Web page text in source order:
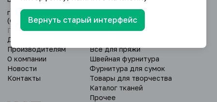
Доставка и оплата
Производителям
О компании
Новости
Контакты
Всё для пряжи
Швейная фурнитура
Фурнитура для сумок
Товары для творчества
Каталог тканей
Прочее
г. Уфа, Дёмский р-н, ул. Глазовская 24/3
(оптовый склад).
Пн - Вс: 9:00 - 18:00.
Вернуть старый интерфейс